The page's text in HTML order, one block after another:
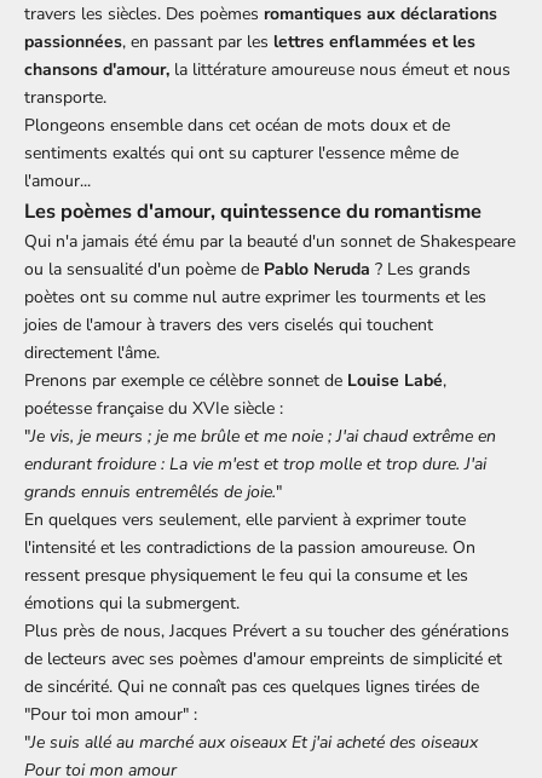
travers les siècles. Des poèmes romantiques aux déclarations
passionnées, en passant par les lettres enflammées et les
chansons d'amour, la littérature amoureuse nous émeut et nous
transporte.
Plongeons ensemble dans cet océan de mots doux et de
sentiments exaltés qui ont su capturer l'essence même de
l'amour...
Les poèmes d'amour, quintessence du romantisme
Qui n'a jamais été ému par la beauté d'un sonnet de Shakespeare
ou la sensualité d'un poème de Pablo Neruda ? Les grands
poètes ont su comme nul autre exprimer les tourments et les
joies de l'amour à travers des vers ciselés qui touchent
directement l'âme.
Prenons par exemple ce célèbre sonnet de Louise Labé,
poétesse française du XVIe siècle :
"Je vis, je meurs ; je me brûle et me noie ; J'ai chaud extrême en
endurant froidure : La vie m'est et trop molle et trop dure. J'ai
grands ennuis entremêlés de joie."
En quelques vers seulement, elle parvient à exprimer toute
l'intensité et les contradictions de la passion amoureuse. On
ressent presque physiquement le feu qui la consume et les
émotions qui la submergent.
Plus près de nous, Jacques Prévert a su toucher des générations
de lecteurs avec ses poèmes d'amour empreints de simplicité et
de sincérité. Qui ne connaît pas ces quelques lignes tirées de
"Pour toi mon amour" :
"Je suis allé au marché aux oiseaux Et j'ai acheté des oiseaux
Pour toi mon amour